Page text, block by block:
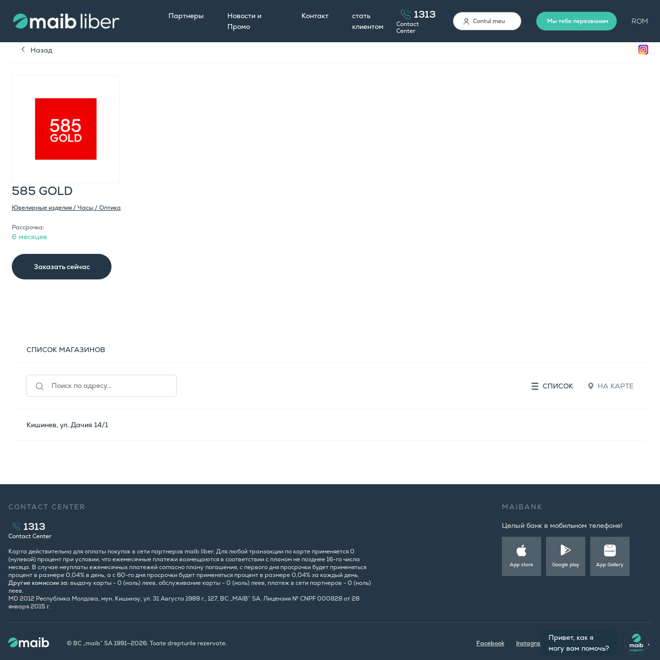
Партнеры
Новости и
Промо
Контакт
стать
клиентом
1313
Contact
Center
Contul meu Мы тебе перезвоним ROM
Назад
585 GOLD
Ювелирные изделия / Часы / Оптика
Рассрочка:
6 месяцев
Заказать сейчас
СПИСОК МАГАЗИНОВ
СПИСОК НА КАРТЕ
Кишинев, ул. Дачия 14/1
CONTACT CENTER
1313
Contact Center
Карта действительна для оплаты покупок в сети партнеров maib liber. Для любой транзакции по карте применяется 0
(нулевой) процент при условии, что ежемесячные платежи возмещаются в соответствии с планом не позднее 16-го числа
месяца. В случае неуплаты ежемесячных платежей согласно плану погашения, с первого дня просрочки будет применяться
процент в размере 0,04% в день, а с 60-го дня просрочки будет применяться процент в размере 0,04% за каждый день.
Другие комиссии за:выдачу карты - 0 (ноль) леев, обслуживание карты - 0 (ноль) леев, платеж в сети партнеров - 0 (ноль)
леев.
MD 2012 Республика Молдова, мун. Кишинэу, ул. 31 Августа 1989 г., 127, BC „MAIB” SA. Лицензия № CNPF 000828 от 28
января 2015 г.
MAIBANK
Целый банк в мобильном телефоне!
App store Google play App Gallery
Facebook Instagram Youtube
© BC „maib” SA 1991—2026. Toate drepturile rezervate.